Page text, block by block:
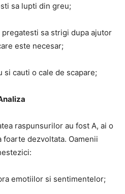
sa lupti din greu;
sa strigi dupa ajutor
este necesar;
si cauti o cale de scapare;
raspunsurilor au fost A, ai o
dezvoltata. Oamenii
emotiilor si sentimentelor;